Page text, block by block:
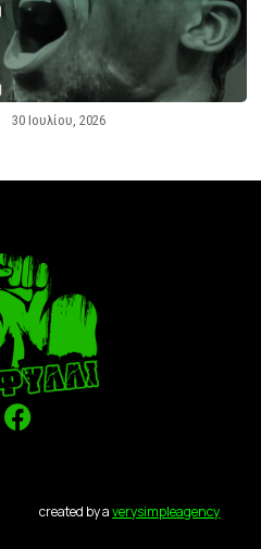
30 Ιουλίου, 2026
created by averysimpleagency